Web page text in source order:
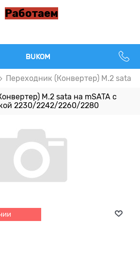
Работаем
BUKOM
Переходник (Конвертер) M.2 sata
M.2 sata на mSATA с
2230/2242/2260/2280